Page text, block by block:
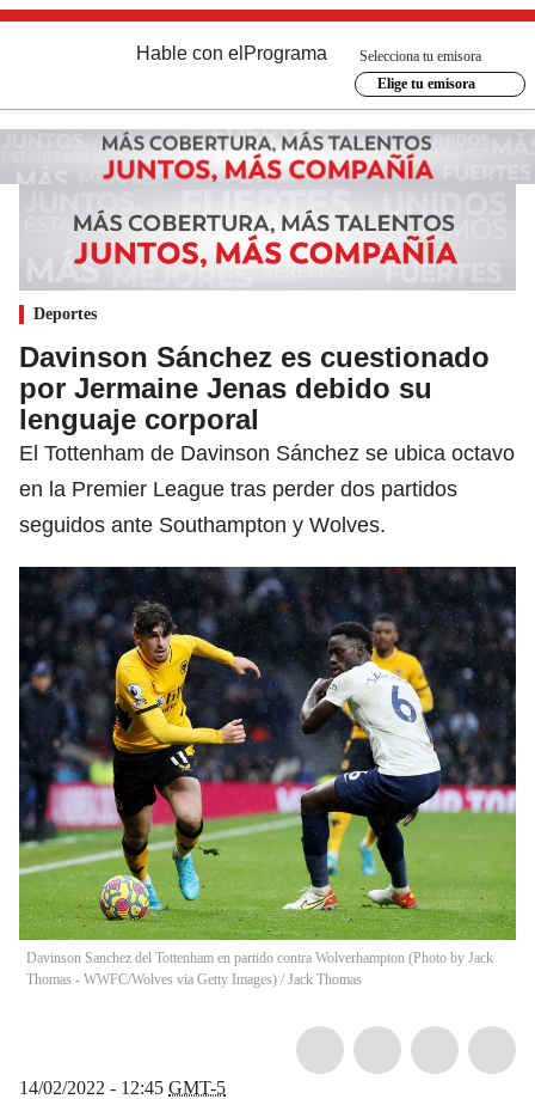
Hable con el Programa
Selecciona tu emisora
Elige tu emisora
Deportes
Davinson Sánchez es cuestionado
por Jermaine Jenas debido su
lenguaje corporal
El Tottenham de Davinson Sánchez se ubica octavo
en la Premier League tras perder dos partidos
seguidos ante Southampton y Wolves.
Davinson Sanchez del Tottenham en partido contra Wolverhampton (Photo by Jack
Thomas - WWFC/Wolves via Getty Images) / Jack Thomas
14/02/2022 - 12:45 GMT-5